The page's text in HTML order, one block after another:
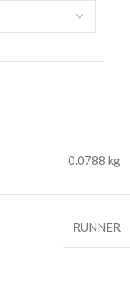
0.0788 kg
RUNNER